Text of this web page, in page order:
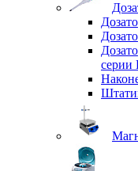
серии